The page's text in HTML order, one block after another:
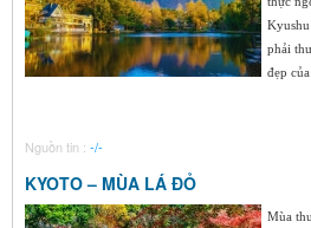
phải
đẹp
Nguồn tin : -/-
KYOTO – MÙA LÁ ĐỎ
Mùa